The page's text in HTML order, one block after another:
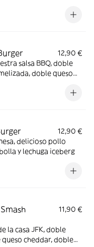
12,90 €
salsa BBQ, doble
doble queso
y cebolla frita para el
12,90 €
delicioso pollo
y lechuga iceberg
11,90 €
la casa JFK, doble
queso cheddar, doble